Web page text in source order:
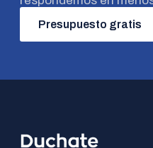
Presupuesto gratis